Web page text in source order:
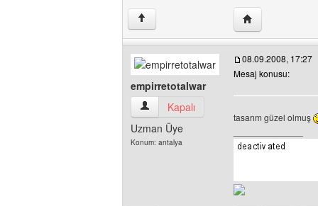
↑ Yazarın web
empirretotalwar
empirretotalwar Kullanıcının profilini
Kapalı
Uzman Üye
Konum: antalya
08.09.2008, 17:27
Mesaj konusu:
tasarım güzel olmuş